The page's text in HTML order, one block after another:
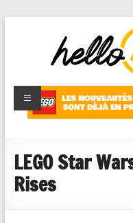
HelloBricks
Blog LEGO,
nouveaut�s
reviews
LEGO Star
Rises